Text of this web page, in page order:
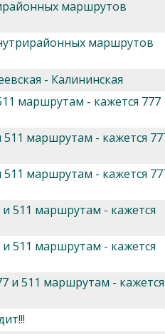
маршрутов
маршрутов
- Калининская
маршрутам - кажется 777
511 маршрутам - кажется
511 маршрутам - кажется
и 511 маршрутам - кажется
и 511 маршрутам - кажется
и 511 маршрутам - кажется